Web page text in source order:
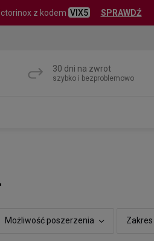
z kodem VIX5 SPRAWDŹ
30 dni na zwrot
szybko i bezproblemowo
Możliwość poszerzenia